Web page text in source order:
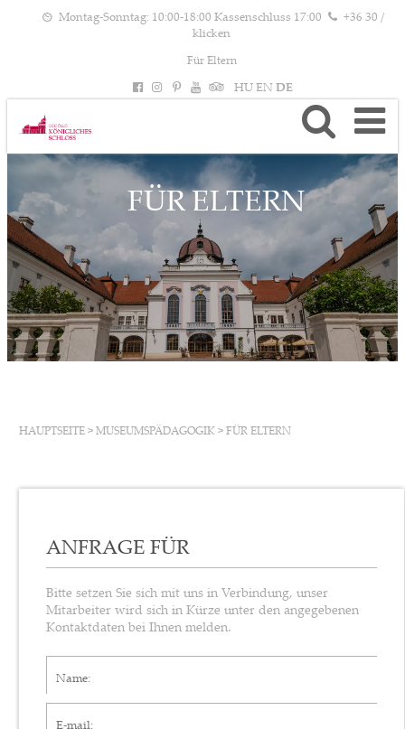
Montag-Sonntag: 10:00-18:00 Kassenschluss 17:00
+36 30 /
klicken
Für Eltern
HU EN DE
FÜR ELTERN
HAUPTSEITE > MUSEUMSPÄDAGOGIK > FÜR ELTERN
ANFRAGE FÜR
Bitte setzen Sie sich mit uns in Verbindung, unser
Mitarbeiter wird sich in Kürze unter den angegebenen
Kontaktdaten bei Ihnen melden.